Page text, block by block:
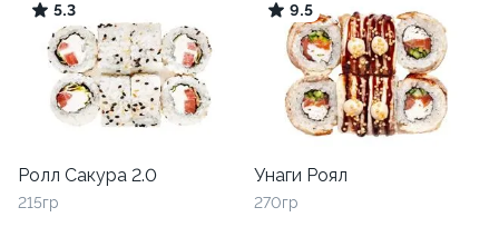
5.3
Ролл Сакура 2.0
215гр
9.5
Унаги Роял
270гр